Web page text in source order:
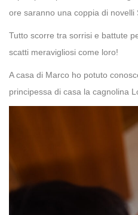
ore saranno una coppia di novelli
Tutto scorre tra sorrisi e battute
scatti meravigliosi come loro!
A casa di Marco ho potuto
principessa di casa la cagnolina